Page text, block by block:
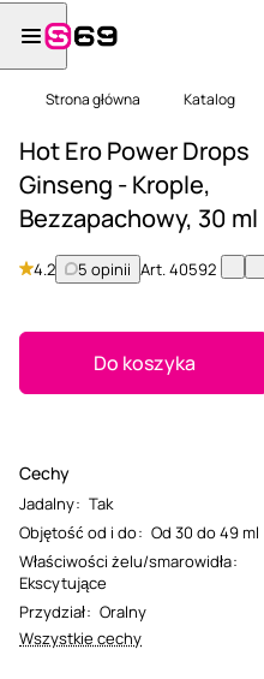
Strona główna Katalog
Hot Ero Power Drops
Ginseng - Krople,
Bezzapachowy, 30 ml
4.2 5 opinii Art.40592
Do koszyka
Cechy
Jadalny: Tak
Objętość od i do: Od 30 do 49 ml
Właściwości żelu/smarowidła:
Ekscytujące
Przydział: Oralny
Wszystkie cechy